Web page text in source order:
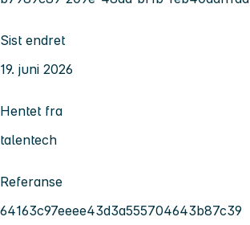
Sist endret
19. juni 2026
Hentet fra
talentech
Referanse
64163c97eeee43d3a555704643b87c39